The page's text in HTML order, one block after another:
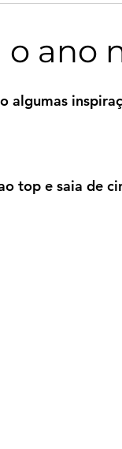
ano
algumas
top e saia de